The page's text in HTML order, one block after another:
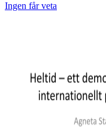
Ingen får veta